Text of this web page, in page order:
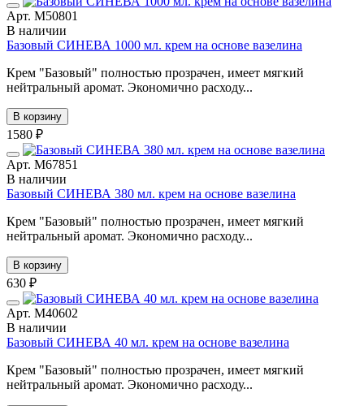
Арт. М50801
В наличии
Базовый СИНЕВА 1000 мл. крем на основе вазелина
Крем "Базовый" полностью прозрачен, имеет мягкий
нейтральный аромат. Экономично расходу...
В корзину
1580 ₽
Арт. М67851
В наличии
Базовый СИНЕВА 380 мл. крем на основе вазелина
Крем "Базовый" полностью прозрачен, имеет мягкий
нейтральный аромат. Экономично расходу...
В корзину
630 ₽
Арт. М40602
В наличии
Базовый СИНЕВА 40 мл. крем на основе вазелина
Крем "Базовый" полностью прозрачен, имеет мягкий
нейтральный аромат. Экономично расходу...